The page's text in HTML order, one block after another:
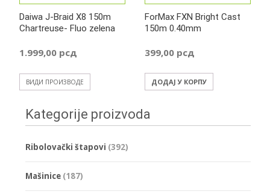
Daiwa J-Braid X8 150m
Chartreuse- Fluo zelena
1.999,00 рсд
ВИДИ ПРОИЗВОДЕ
ForMax FXN Bright Cast
150m 0.40mm
399,00 рсд
ДОДАЈ У КОРПУ
Kategorije proizvoda
Ribolovački štapovi (392)
Mašinice (187)